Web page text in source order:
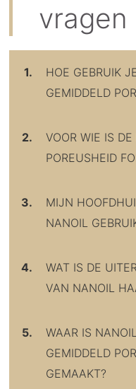
vragen
1.
HOE GEBRUIK
GEMIDDELD
2.
VOOR WIE IS
POREUSHEID
3.
MIJN
NANOIL
4.
WAT IS DE
VAN NANOIL
5.
WAAR IS
GEMIDDELD
GEMAAKT?